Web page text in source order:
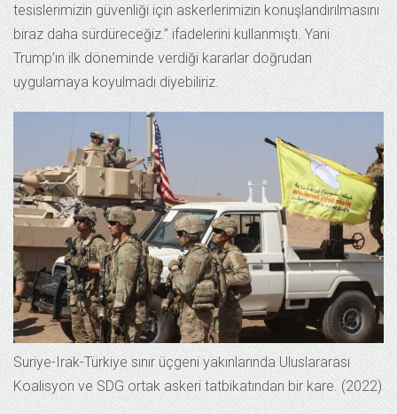
tesislerimizin güvenliği için askerlerimizin konuşlandırılmasını
biraz daha sürdüreceğiz.” ifadelerini kullanmıştı. Yani
Trump’ın ilk döneminde verdiği kararlar doğrudan
uygulamaya koyulmadı diyebiliriz.
Suriye-Irak-Türkiye sınır üçgeni yakınlarında Uluslararası
Koalisyon ve SDG ortak askeri tatbikatından bir kare. (2022)